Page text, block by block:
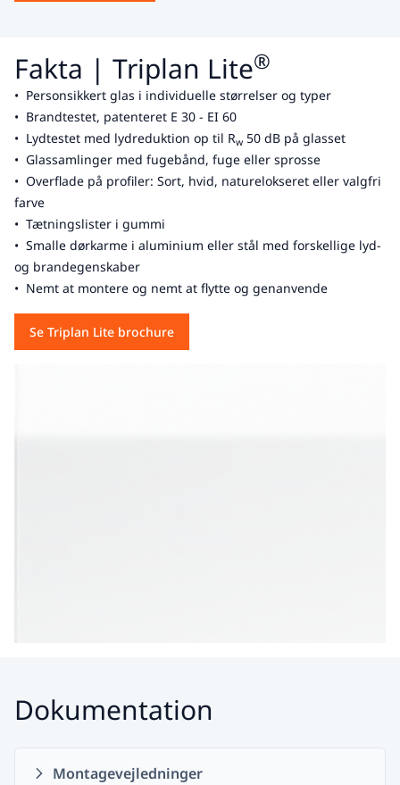
Fakta | Triplan Lite®
• Personsikkert glas i individuelle størrelser og typer
• Brandtestet, patenteret E 30 - EI 60
• Lydtestet med lydreduktion op til Rw 50 dB på glasset
• Glassamlinger med fugebånd, fuge eller sprosse
• Overflade på profiler: Sort, hvid, naturelokseret eller valgfri
farve
• Tætningslister i gummi
• Smalle dørkarme i aluminium eller stål med forskellige lyd-
og brandegenskaber
• Nemt at montere og nemt at flytte og genanvende
Se Triplan Lite brochure
Dokumentation
Montagevejledninger